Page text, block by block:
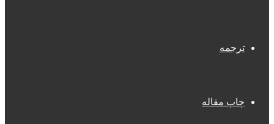
ترجمه
چاپ مقاله